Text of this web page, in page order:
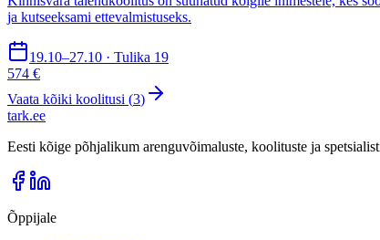
ja kutseeksami ettevalmistuseks.
19.10–27.10 · Tulika 19
574 €
Vaata kõiki koolitusi (3)
tark.ee
Eesti kõige põhjalikum arenguvõimaluste, koolituste ja
Õppijale